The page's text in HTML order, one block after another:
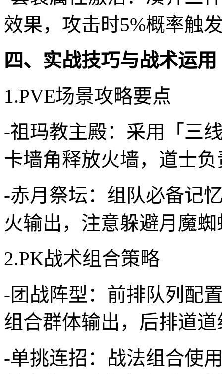
效果，攻击时5%概率触
四、实战技巧与战术运用
1.PVE场景攻略要点
-祖玛教主殿：采用「三
卡墙角释放火墙，道士
-赤月祭坛：组队必备记
火输出，注意躲避月魔
2.PK战术组合策略
-团战阵型：前排队列配
组合群体输出，后排道
-单挑连招：战法组合使